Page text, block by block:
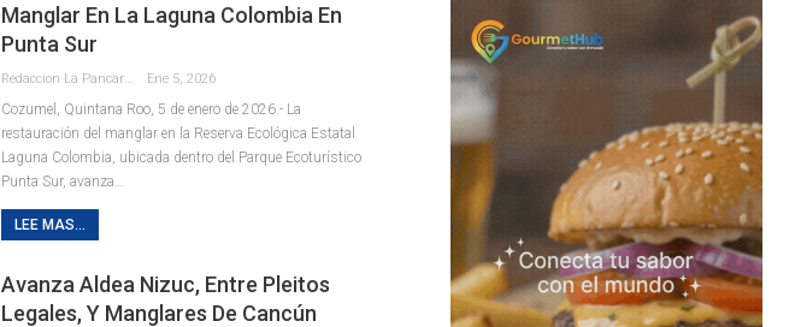
Manglar En La Laguna Colombia En
Punta Sur
Ene 5, 2026
Cozumel, Quintana Roo, 5 de enero de 2026.- La
restauración del manglar en la Reserva Ecológica Estatal
Laguna Colombia, ubicada dentro del Parque Ecoturístico
Punta Sur, avanza
LEE MAS...
Avanza Aldea Nizuc, Entre Pleitos
Legales, Y Manglares De Cancún